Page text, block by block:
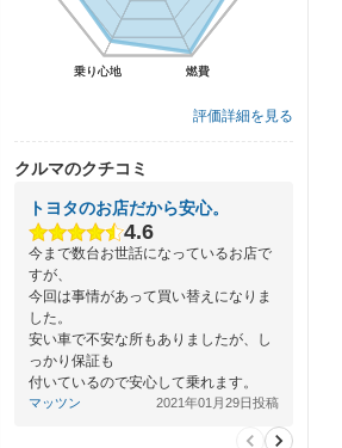
燃費
乗り心地 燃費
乗り心地
評価詳細を見る
クルマのクチコミ
トヨタのお店だから安心。
4.6
今まで数台お世話になっているお店で
すが、
今回は事情があって買い替えになりま
した。
安い車で不安な所もありましたが、し
っかり保証も
付いているので安心して乗れます。
マッツン 2021年01月29日投稿